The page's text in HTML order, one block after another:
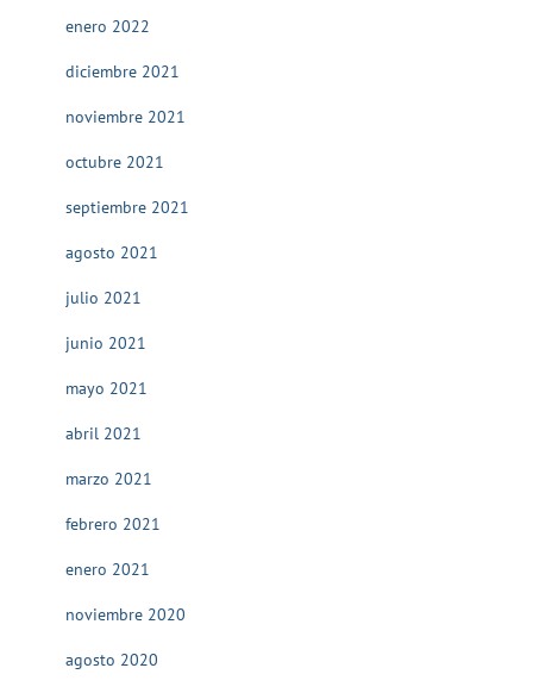
enero 2022
diciembre 2021
noviembre 2021
octubre 2021
septiembre 2021
agosto 2021
julio 2021
junio 2021
mayo 2021
abril 2021
marzo 2021
febrero 2021
enero 2021
noviembre 2020
agosto 2020